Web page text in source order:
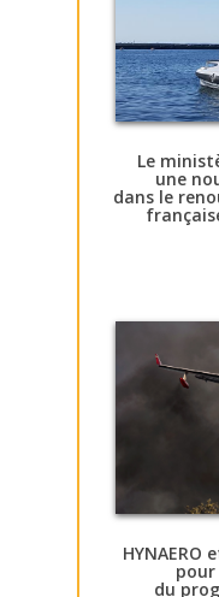
Le
une
dans le
HYNAERO
du